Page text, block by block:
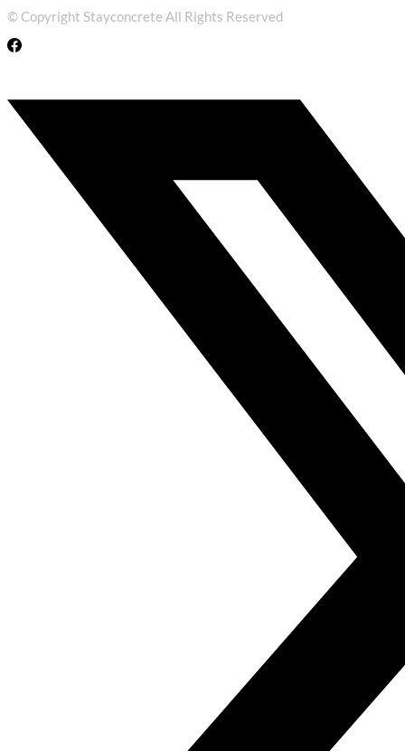
© Copyright Stayconcrete All Rights Reserved